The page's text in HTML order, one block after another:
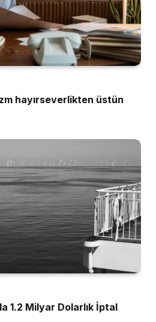
hayırseverlikten üstün
1.2 Milyar Dolarlık İptal